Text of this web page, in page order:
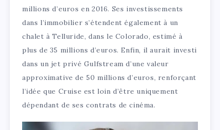
millions d’euros en 2016. Ses investissements
dans l’immobilier s’étendent également à un
chalet à Telluride, dans le Colorado, estimé à
plus de 35 millions d’euros. Enfin, il aurait investi
dans un jet privé Gulfstream d’une valeur
approximative de 50 millions d’euros, renforçant
l’idée que Cruise est loin d’être uniquement
dépendant de ses contrats de cinéma.